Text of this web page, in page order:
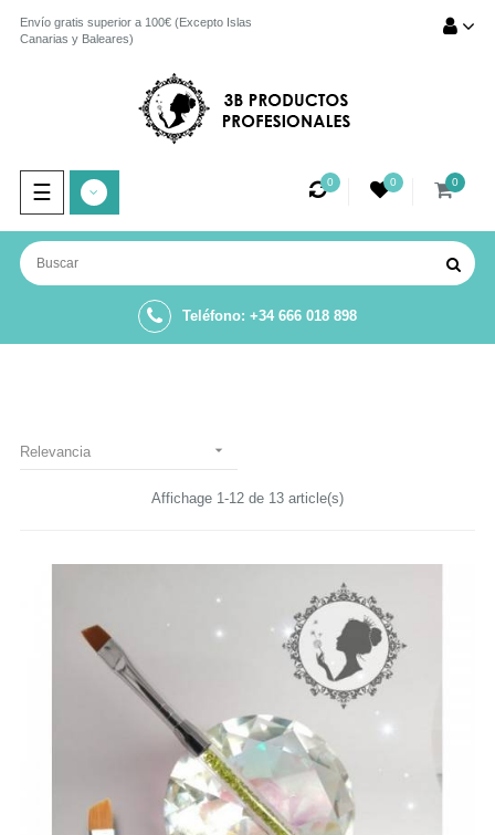
Envío gratis superior a 100€ (Excepto Islas
Canarias y Baleares)
Navegación
de
palanca
☰ 0 0 0
Teléfono: +34 666 018 898
Relevancia 
Affichage 1-12 de 13 article(s)